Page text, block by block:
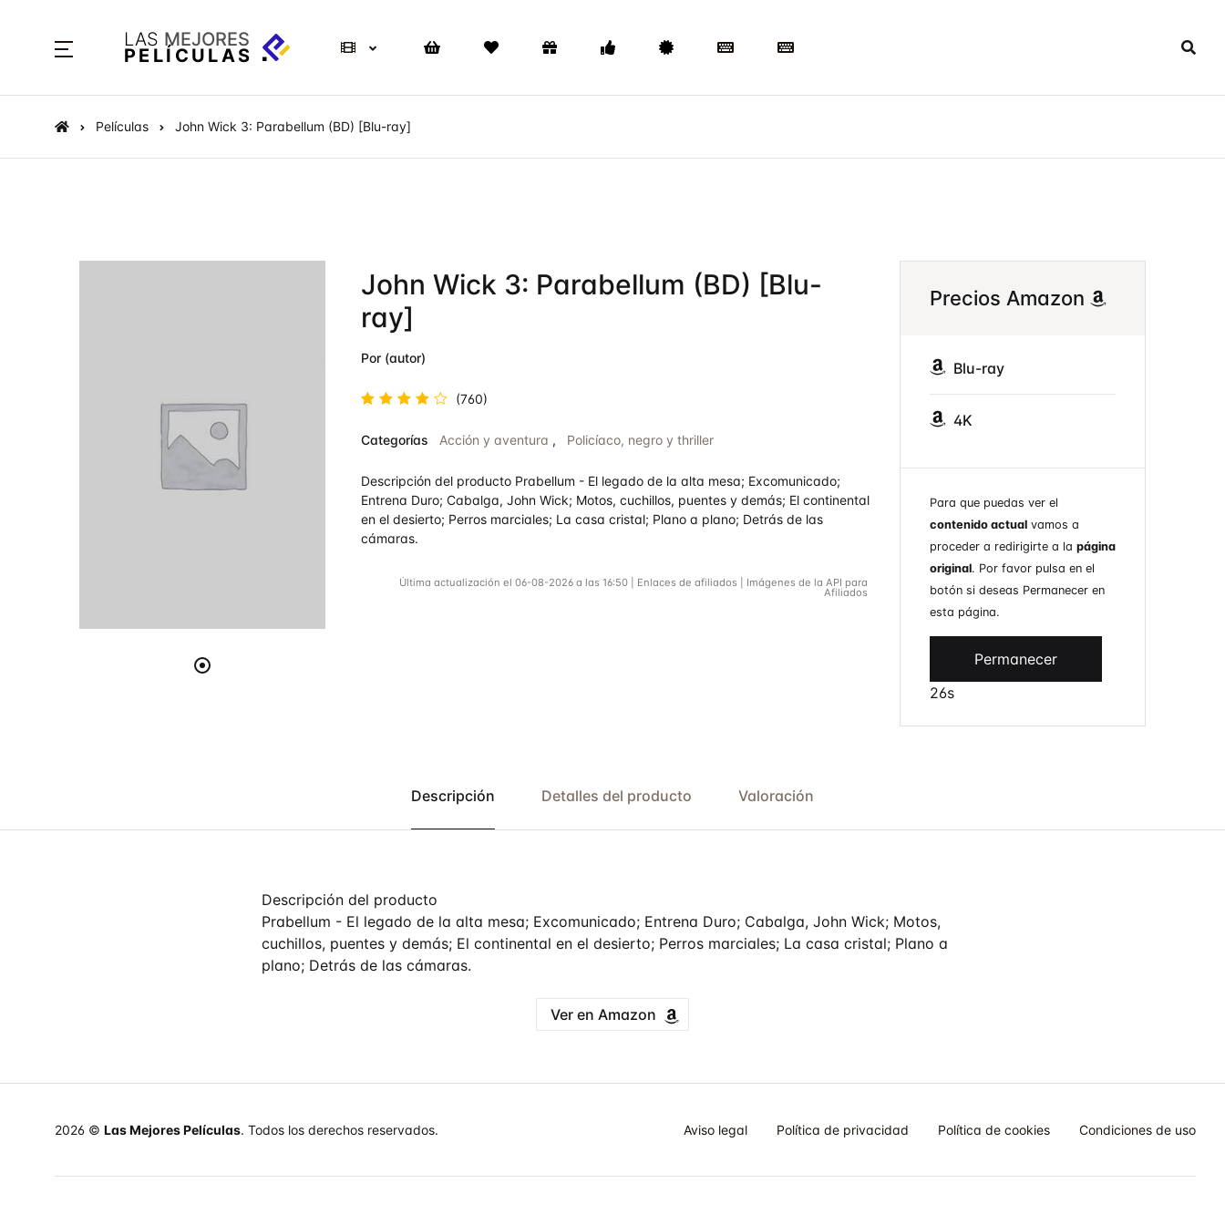
LAS MEJORES
PELÍCULAS
Películas John Wick 3: Parabellum (BD) [Blu-ray]
John Wick 3: Parabellum (BD) [Blu-
ray]
Por (autor)
en4.8de
(760)
Categorías Acción y aventura , Policíaco, negro y thriller
Descripción del producto Prabellum - El legado de la alta mesa; Excomunicado;
Entrena Duro; Cabalga, John Wick; Motos, cuchillos, puentes y demás; El continental
en el desierto; Perros marciales; La casa cristal; Plano a plano; Detrás de las
cámaras.
Última actualización el 06-08-2026 a las 16:50 | Enlaces de afiliados | Imágenes de la API para
Afiliados
Precios Amazon
Blu-ray
4K
Para que puedas ver el
contenido actual vamos a
proceder a redirigirte a la página
original. Por favor pulsa en el
botón si deseas Permanecer en
esta página.
Permanecer
26s
Descripción Detalles del producto Valoración
Descripción del producto
Prabellum - El legado de la alta mesa; Excomunicado; Entrena Duro; Cabalga, John Wick; Motos,
cuchillos, puentes y demás; El continental en el desierto; Perros marciales; La casa cristal; Plano a
plano; Detrás de las cámaras.
Ver en Amazon
2026 © Las Mejores Películas. Todos los derechos reservados. Aviso legal Política de privacidad Política de cookies Condiciones de uso